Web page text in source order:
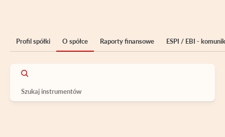
Profil spółki O spółce Raporty finansowe ESPI / EBI -